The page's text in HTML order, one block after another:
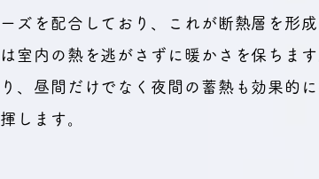
ーズを配合しており、これが断熱層を形
は室内の熱を逃がさずに暖かさを保ちま
り、昼間だけでなく夜間の蓄熱も効果的
揮します。